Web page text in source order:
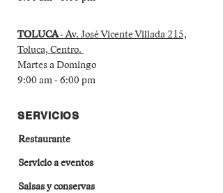
TOLUCA- Av. José Vicente Villada 215,
Toluca, Centro.
Martes a Domingo
9:00 am - 6:00 pm
SERVICIOS
Restaurante
Servicio a eventos
Salsas y conservas